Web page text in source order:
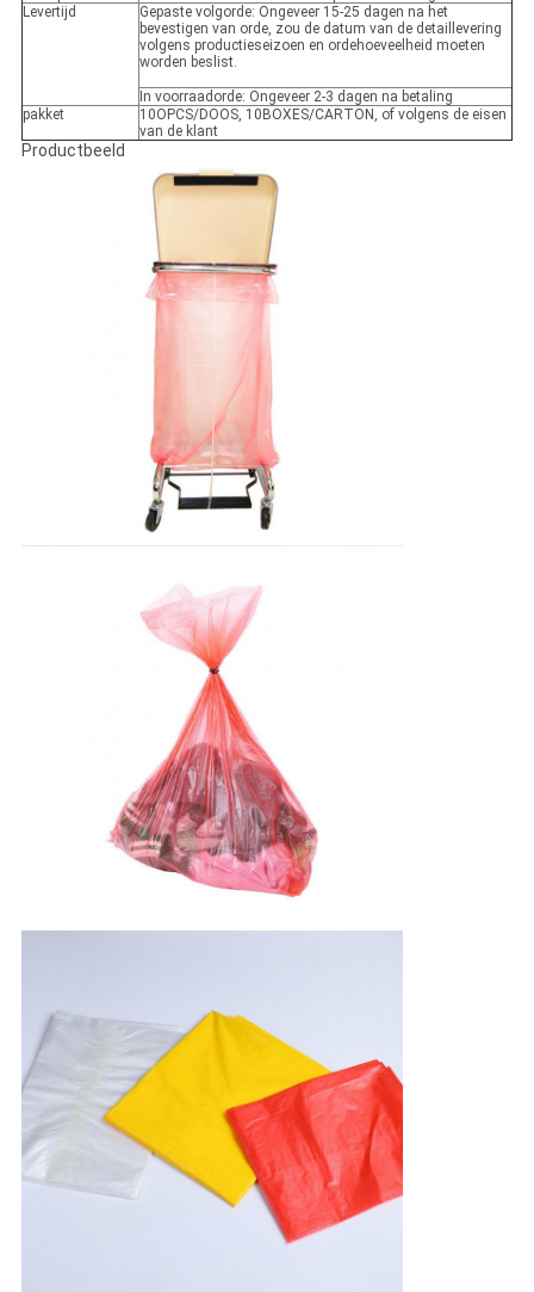
Levertijd
Gepaste volgorde: Ongeveer 15-25 dagen na het
bevestigen van orde, zou de datum van de detaillevering
volgens productieseizoen en ordehoeveelheid moeten
worden beslist.
In voorraadorde: Ongeveer 2-3 dagen na betaling
pakket
10OPCS/DOOS, 10BOXES/CARTON, of volgens de eisen
van de klant
Productbeeld